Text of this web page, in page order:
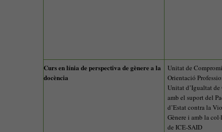
Curs en línia de perspectiva de gènere a la
docència
Unitat de
Orientació
Unitat d’Igualtat de
amb el suport del
d’Estat contra la
Gènere i amb la
de ICE-SAID